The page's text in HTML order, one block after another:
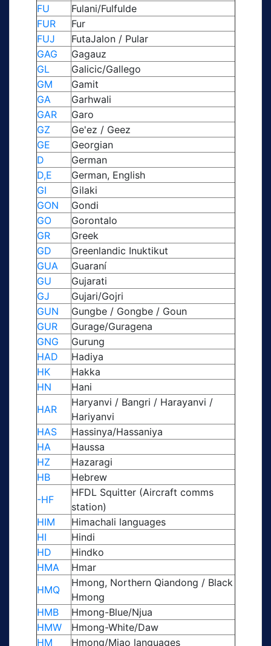
FU
Fulani/Fulfulde
FUR
Fur
FUJ
FutaJalon / Pular
GAG
Gagauz
GL
Galicic/Gallego
GM
Gamit
GA
Garhwali
GAR
Garo
GZ
Ge'ez / Geez
GE
Georgian
D
German
D,E
German, English
GI
Gilaki
GON
Gondi
GO
Gorontalo
GR
Greek
GD
Greenlandic Inuktikut
GUA
Guaraní
GU
Gujarati
GJ
Gujari/Gojri
GUN
Gungbe / Gongbe / Goun
GUR
Gurage/Guragena
GNG
Gurung
HAD
Hadiya
HK
Hakka
HN
Hani
HAR
Haryanvi / Bangri / Harayanvi /
Hariyanvi
HAS
Hassinya/Hassaniya
HA
Haussa
HZ
Hazaragi
HB
Hebrew
-HF
HFDL Squitter (Aircraft comms
station)
HIM
Himachali languages
HI
Hindi
HD
Hindko
HMA
Hmar
HMQ
Hmong, Northern Qiandong / Black
Hmong
HMB
Hmong-Blue/Njua
HMW
Hmong-White/Daw
HM
Hmong/Miao languages